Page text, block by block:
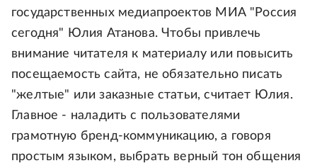
государственных медиапроектов МИА "Россия
сегодня" Юлия Атанова. Чтобы привлечь
внимание читателя к материалу или повысить
посещаемость сайта, не обязательно писать
"желтые" или заказные статьи, считает Юлия.
Главное - наладить с пользователями
грамотную бренд-коммуникацию, а говоря
простым языком, выбрать верный тон общения